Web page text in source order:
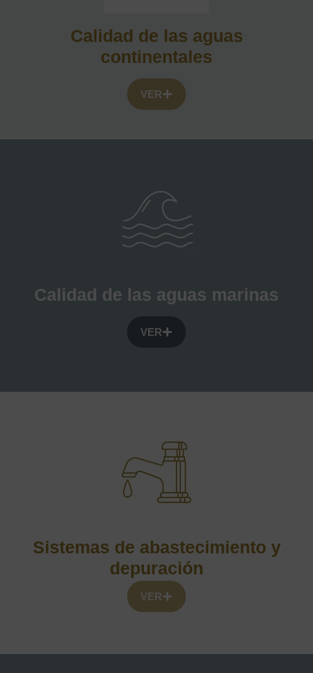
Calidad de las aguas
continentales
VER
Calidad de las aguas marinas
VER
Sistemas de abastecimiento y
depuración
VER